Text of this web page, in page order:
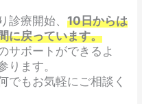
診療開始、 10日からは
に戻っています。
サポートができるよ
ります。
でもお気軽にご相談く